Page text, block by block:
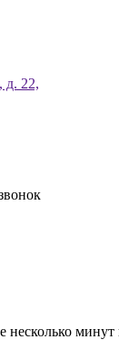
д. 22,
минут